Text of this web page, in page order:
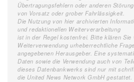
Übertragungsfehlern oder anderen
von Vorsatz oder grober Fahrlässigkeit.
Die Nutzung von hier archivierten
und redaktionellen Weiterverarbeitung
ist in der Regel kostenfrei. Bitte klären Sie
Weiterverwendung urheberrechtliche
angegebenen Herausgeber. Eine
Daten sowie die Verwendung auch von
dieses Datenbankwerks sind nur mit
die United News Network GmbH gestattet.